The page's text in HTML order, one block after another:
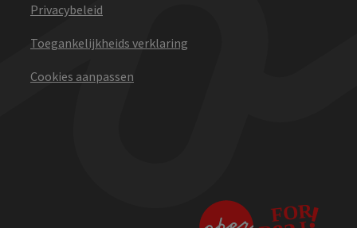
Privacybeleid
Toegankelijkheids verklaring
Cookies aanpassen